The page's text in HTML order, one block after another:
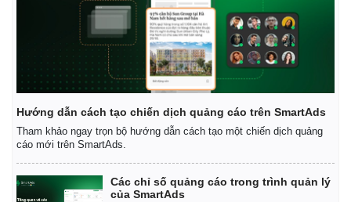
Hướng dẫn cách tạo chiến dịch quảng cáo trên SmartAds
Tham khảo ngay trọn bộ hướng dẫn cách tạo một chiến dịch quảng
cáo mới trên SmartAds.
Các chỉ số quảng cáo trong trình quản lý
của SmartAds